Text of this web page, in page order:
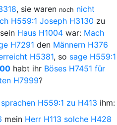
, sie waren noch nicht
H559:1 Joseph H3130 zu
sein Haus H1004 war: Mach
H7291 den Männern H376
H5381, so sage H559:1
habt ihr Böses H7451 für
H7999?
sprachen H559:1 zu H413 ihm:
mein Herr H113 solche H428